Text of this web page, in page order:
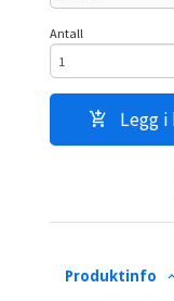
Antall
Legg
Produktinfo